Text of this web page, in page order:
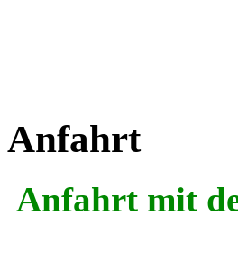
Anfahrt
Anfahrt mit